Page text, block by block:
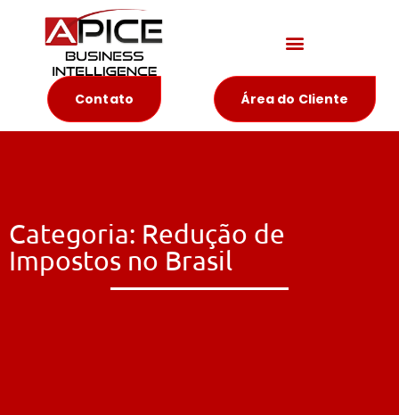
Contato Área do Cliente
Categoria: Redução de
Impostos no Brasil